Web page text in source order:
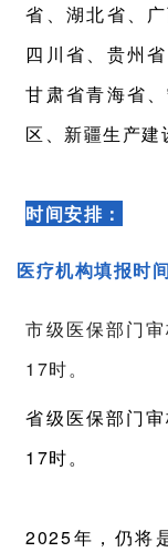
省、湖北省、
四川省、贵州
甘肃省青海省
区、新疆生产建
时间安排：
医疗机构填报时
市级医保部门
17时。
省级医保部门
17时。
2025年，仍将